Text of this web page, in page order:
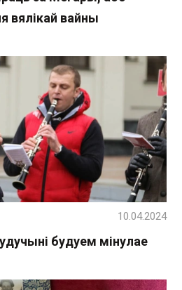
вялікай вайны
будуем мінулае
10.04.2024